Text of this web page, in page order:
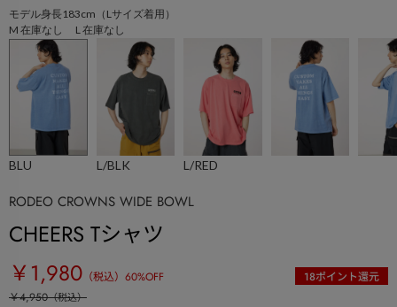
モデル身長183cm（Lサイズ着用）
M 在庫なし L 在庫なし
BLU L/BLK L/RED
RODEO CROWNS WIDE BOWL
CHEERS Tシャツ
￥1,980 （税込） 60%OFF 18ポイント還元
￥4,950（税込）